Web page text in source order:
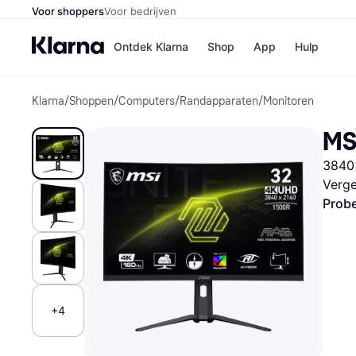
Voor shoppersVoor bedrijven
Ontdek Klarna Shop
Winkels
Bol
H&M
App Hulp
Klarna/Shoppen/Computers/Randapparaten/Monitoren
+4